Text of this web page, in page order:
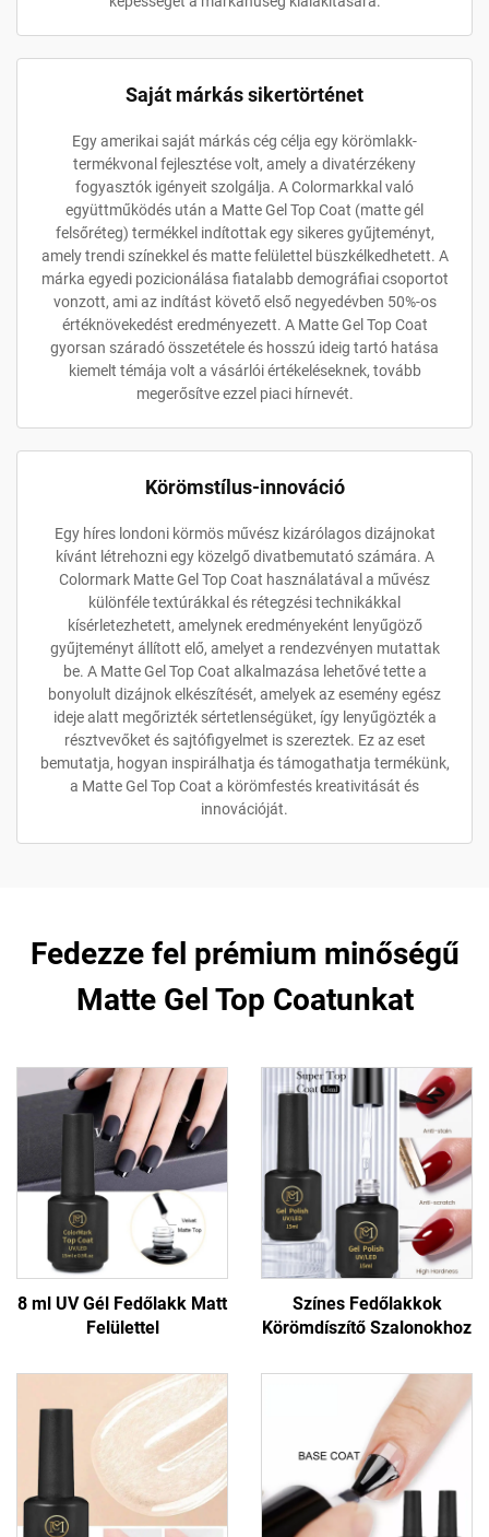
Saját márkás sikertörténet
Egy amerikai saját márkás cég célja egy körömlakk-
termékvonal fejlesztése volt, amely a divatérzékeny
fogyasztók igényeit szolgálja. A Colormarkkal való
együttműködés után a Matte Gel Top Coat (matte gél
felsőréteg) termékkel indítottak egy sikeres gyűjteményt,
amely trendi színekkel és matte felülettel büszkélkedhetett. A
márka egyedi pozicionálása fiatalabb demográfiai csoportot
vonzott, ami az indítást követő első negyedévben 50%-os
értéknövekedést eredményezett. A Matte Gel Top Coat
gyorsan száradó összetétele és hosszú ideig tartó hatása
kiemelt témája volt a vásárlói értékeléseknek, tovább
megerősítve ezzel piaci hírnevét.
Körömstílus-innováció
Egy híres londoni körmös művész kizárólagos dizájnokat
kívánt létrehozni egy közelgő divatbemutató számára. A
Colormark Matte Gel Top Coat használatával a művész
különféle textúrákkal és rétegzési technikákkal
kísérletezhetett, amelynek eredményeként lenyűgöző
gyűjteményt állított elő, amelyet a rendezvényen mutattak
be. A Matte Gel Top Coat alkalmazása lehetővé tette a
bonyolult dizájnok elkészítését, amelyek az esemény egész
ideje alatt megőrizték sértetlenségüket, így lenyűgözték a
résztvevőket és sajtófigyelmet is szereztek. Ez az eset
bemutatja, hogyan inspirálhatja és támogathatja termékünk,
a Matte Gel Top Coat a körömfestés kreativitását és
innovációját.
Fedezze fel prémium minőségű
Matte Gel Top Coatunkat
8 ml UV Gél Fedőlakk Matt
Felülettel
Színes Fedőlakkok
Körömdíszítő Szalonokhoz